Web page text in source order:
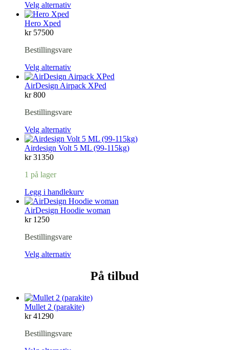
Velg alternativ
Hero Xped
kr57500
Bestillingsvare
Velg alternativ
AirDesign Airpack XPed
kr800
Bestillingsvare
Velg alternativ
Airdesign Volt 5 ML (99-115kg)
kr31350
1 på lager
Legg i handlekurv
AirDesign Hoodie woman
kr1250
Bestillingsvare
Velg alternativ
På tilbud
Mullet 2 (parakite)
kr41290
Bestillingsvare